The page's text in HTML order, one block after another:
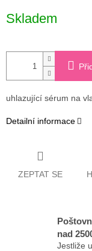
Skladem
uhlazující sérum na
Detailní informace
ZEPTAT SE
nad
Jestliže